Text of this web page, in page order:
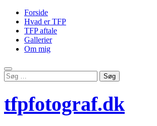
Forside
Hvad er TFP
TFP aftale
Gallerier
Om mig
Skip
to
Søg
efter:
tfpfotograf.dk